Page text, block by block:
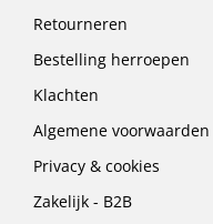
Retourneren
Bestelling herroepen
Klachten
Algemene voorwaarden
Privacy & cookies
Zakelijk - B2B